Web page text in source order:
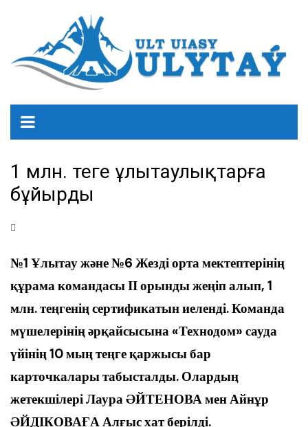
1 млн. теңге ұлытаулықтарға
бұйырды
№1 Ұлытау және №6 Жезді орта мектептерінің
құрама командасы ІІ орынды жеңіп алып, 1
млн. теңгенің сертификатын иеленді. Команда
мүшелерінің әрқайсысына «Технодом» сауда
үйінің 10 мың теңге қаржысы бар
карточкалары табысталды. Олардың
жетекшілері Лаура ӘЙТЕНОВА мен Айнұр
ӘЙДІКОВАҒА Алғыс хат берілді.